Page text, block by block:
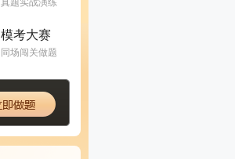
真题实战演练
模考大赛
同场闯关做题